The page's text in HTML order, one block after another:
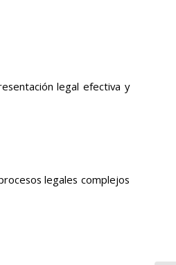
legal efectiva y
legales complejos